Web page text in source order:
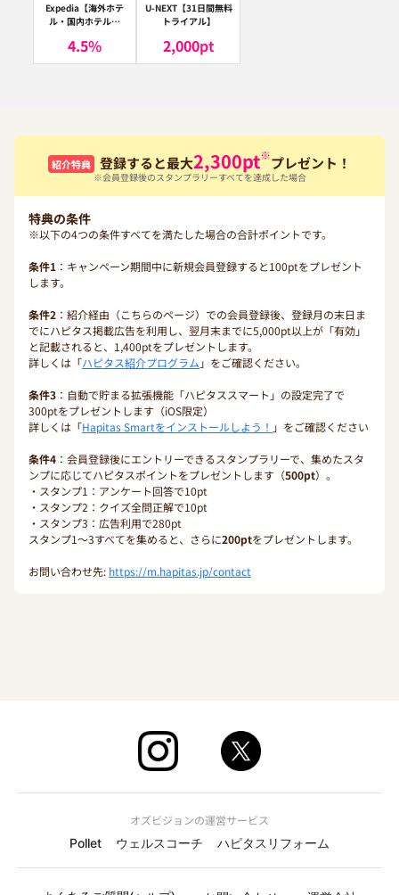
Expedia【海外ホテ
ル・国内ホテル予
ア）
4.5%
U-NEXT【31日間無料
トライアル】
2,000pt
紹介特典 登録すると最大2,300pt※プレゼント！
※会員登録後のスタンプラリーすべてを達成した場合
特典の条件
※以下の4つの条件すべてを満たした場合の合計ポイントです。
条件1 ：キャンペーン期間中に新規会員登録すると100ptをプレゼント
します。
条件2 ：紹介経由（こちらのページ）での会員登録後、登録月の末日ま
でにハピタス掲載広告を利用し、翌月末までに5,000pt以上が「有効」
と記載されると、1,400ptをプレゼントします。
詳しくは「ハピタス紹介プログラム 」をご確認ください。
条件3 ：自動で貯まる拡張機能「ハピタススマート」の設定完了で
300ptをプレゼントします（iOS限定）
詳しくは「Hapitas Smartをインストールしよう！ 」をご確認ください
条件4 ：会員登録後にエントリーできるスタンプラリーで、集めたスタ
ンプに応じてハピタスポイントをプレゼントします（500pt）。
・スタンプ1：アンケート回答で10pt
・スタンプ2：クイズ全問正解で10pt
・スタンプ3：広告利用で280pt
スタンプ1〜3すべてを集めると、さらに200ptをプレゼントします。
お問い合わせ先: https://m.hapitas.jp/contact
オズビジョンの運営サービス
Pollet
ウェルスコーチ ハピタスリフォーム